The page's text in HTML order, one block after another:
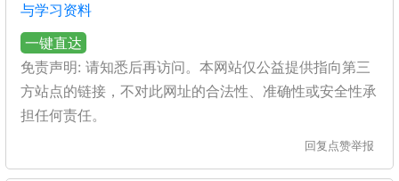
与学习资料
一键直达
免责声明: 请知悉后再访问。本网站仅公益提供指向第三
方站点的链接，不对此网址的合法性、准确性或安全性承
担任何责任。
回复 点赞举报